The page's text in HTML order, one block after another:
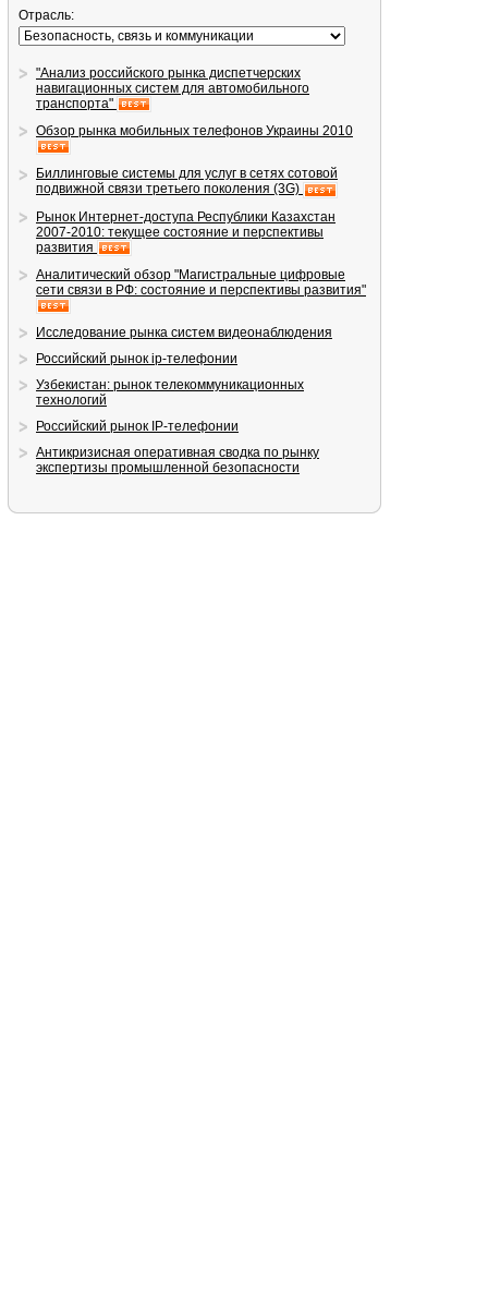
Отрасль:
"Анализ российского рынка диспетчерских
навигационных систем для автомобильного
транспорта"
Обзор рынка мобильных телефонов Украины 2010
Биллинговые системы для услуг в сетях сотовой
подвижной связи третьего поколения (3G)
Рынок Интернет-доступа Республики Казахстан
2007-2010: текущее состояние и перспективы
развития
Аналитический обзор "Магистральные цифровые
сети связи в РФ: состояние и перспективы развития"
Исследование рынка систем видеонаблюдения
Российский рынок ip-телефонии
Узбекистан: рынок телекоммуникационных
технологий
Российский рынок IP-телефонии
Антикризисная оперативная сводка по рынку
экспертизы промышленной безопасности